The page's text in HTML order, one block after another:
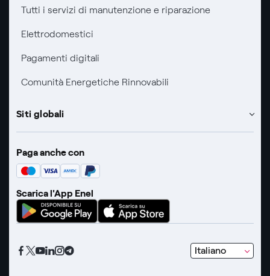
Informativa RAEE
Tutti i servizi di manutenzione e riparazione
Elettrodomestici
Pagamenti digitali
Comunità Energetiche Rinnovabili
Siti globali
Enel Group
Enel Green Power
Global Trading
Global Procurement
Gridspertise
Paga anche con
Scarica l'App Enel
Italiano
s
e